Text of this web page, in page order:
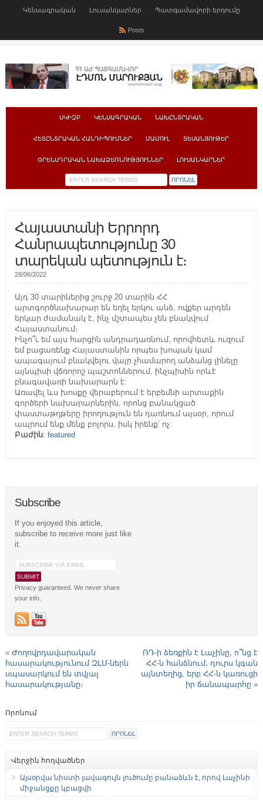
Կենսագրական Լուսանկարներ Պատգամավորի երդումը
Posts
ՍԿԻԶԲ ԿԵՆՍԱԳՐԱԿԱՆ ՆԱԽԸՆՏՐԱԿԱՆ
ՀԵՏԸՆՏՐԱԿԱՆ ՀԱՆԴԻՊՈՒՄՆԵՐ ՄԱՄՈՒԼ ՏԵՍԱՆՅՈՒԹԵՐ
ՕՐԵՆՍԴՐԱԿԱՆ ՆԱԽԱՁԵՌՆՈՒԹՅՈՒՆՆԵՐ ԼՈՒՍԱՆԿԱՐՆԵՐ
Հայաստանի Երրորդ
Հանրապետությունը 30
տարեկան պետություն է։
28/06/2022
Այդ 30 տարիներից շուրջ 20 տարին ՀՀ
արտգործնախարար են եղել երկու անձ, ովքեր արդեն
երկար ժամանակ է, ինչ մշտապես չեն բնակվում
Հայաստանում։
Ինչո՞ւ եմ այս հարցին անդրադառնում, որովհետև ուզում
եմ բացառենք Հայաստանին որպես խոպան կամ
ապագայում բնակվելու վայր չհամարող անձանց լինելը
այնպիսի վճռորոշ պաշտոններում, ինչպիսին որևէ
բնագավառի նախարարն է:
Առավել ևս խոսքը վերաբերում է երբեմնի արտաքին
գործերի նախարարներին, որոնց բանակցած
փաստաթղթերը իրողություն են դառնում այսօր, որում
ապրում ենք մենք բոլորս, իսկ իրենք՝ ոչ:
Բաժին: featured
Subscribe
If you enjoyed this article,
subscribe to receive more just like
it.
Privacy guaranteed. We never share
your info.
« Ժողովրդավարական
հասարակությունում ԶԼՄ-ներն
սպասարկում են տվյալ
հասարակությանը։
ՌԴ-ի ձեռքին է Լաչինը, ո՞նց է
ՀՀ-ն հանձնում․ դուրս կգան
այնտեղից, երբ ՀՀ-ն կառուցի
իր ճանապարհը »
Որոնում
Վերջին հոդվածներ
Այսօրվա նիստի լավագույն լուծումը բանաձևն է, որով Լաչինի
միջանցքը կբացվի